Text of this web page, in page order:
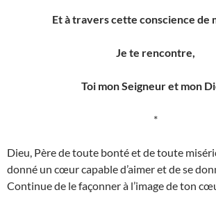
Et à travers cette conscience de
Je te rencontre,
Toi mon Seigneur et mon
*
Dieu, Père de toute bonté et de toute
donné un cœur capable d’aimer et de se
Continue de le façonner à l’image de ton